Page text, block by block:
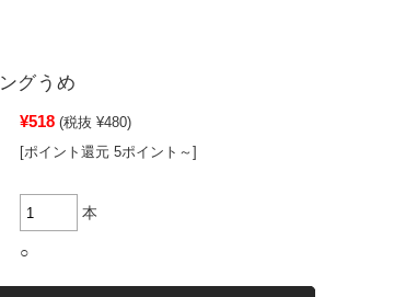
グうめ
¥518 (税抜 ¥480)
[ポイント還元 5ポイント～]
本
○